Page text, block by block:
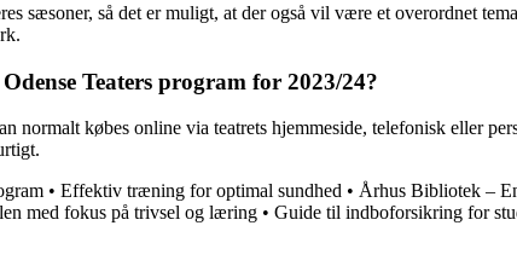
sæsoner, så det er muligt, at der også vil være et overordnet
Teaters program for 2023/24?
normalt købes online via teatrets hjemmeside, telefonisk eller
• Effektiv træning for optimal sundhed • Århus Bibliotek –
med fokus på trivsel og læring • Guide til indboforsikring for